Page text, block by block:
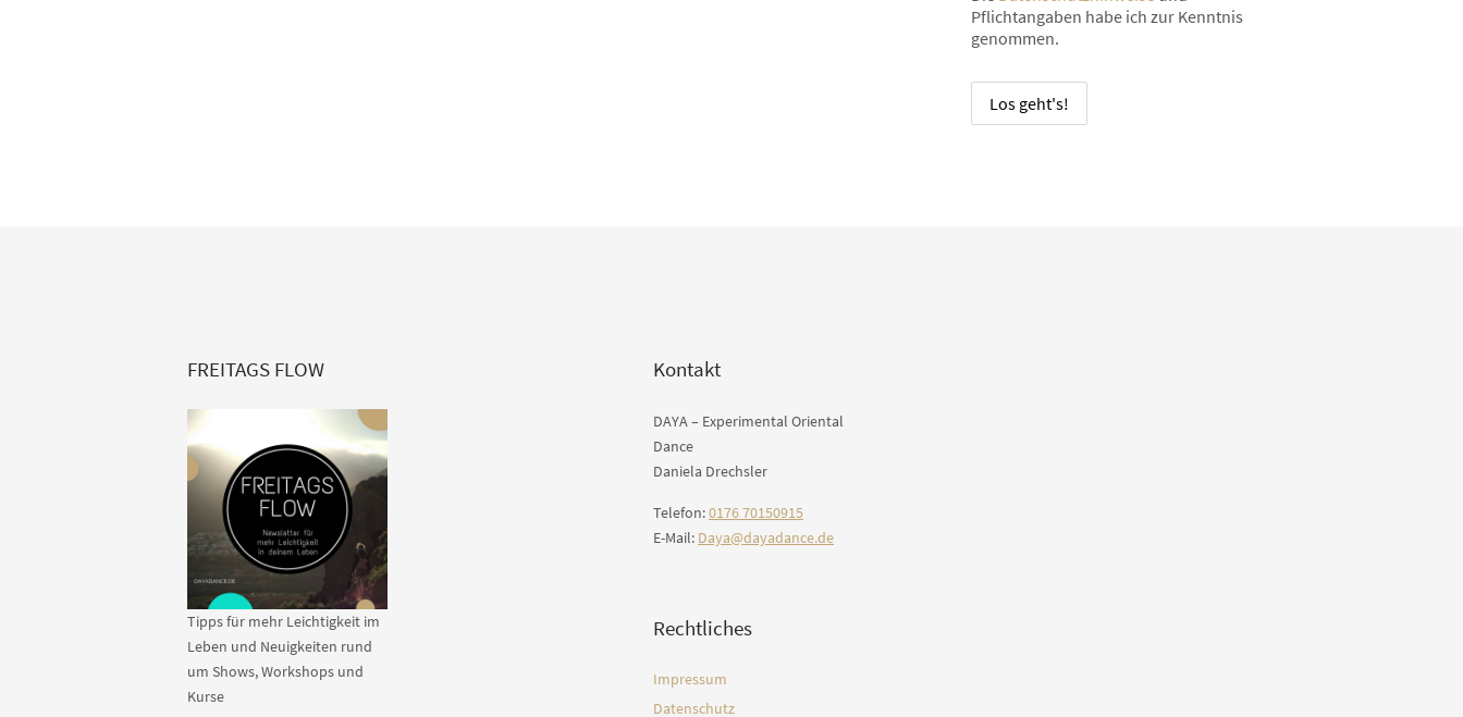
Pflichtangaben habe ich zur Kenntnis
genommen.
FREITAGS FLOW
Tipps für mehr Leichtigkeit im
Leben und Neuigkeiten rund
um Shows, Workshops und
Kurse
Kontakt
DAYA – Experimental Oriental
Dance
Daniela Drechsler
Telefon:0176 70150915
E-Mail: Daya@dayadance.de
Rechtliches
Impressum
Datenschutz